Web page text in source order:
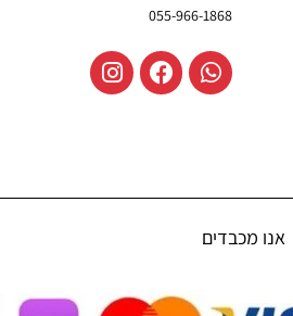
055-966-1868
אנו מכבדים